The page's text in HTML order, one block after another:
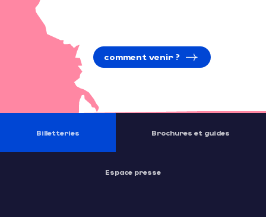
comment venir ?
Billetteries Brochures et guides
Espace presse